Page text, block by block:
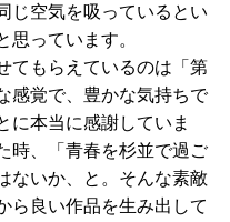
じ空気を吸っているとい
思っています。
てもらえているのは「第
感覚で、豊かな気持ちで
に本当に感謝していま
時、「青春を杉並で過ご
ないか、と。そんな素敵
ら良い作品を生み出して